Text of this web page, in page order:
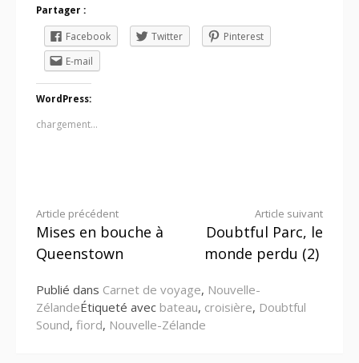
Partager :
Facebook Twitter
Pinterest
E-mail
WordPress:
chargement…
Lire
la
Article précédent
Mises en bouche à
Queenstown
Article suivant
Doubtful Parc, le
monde perdu (2)
Publié dans Carnet de voyage, Nouvelle-
ZélandeÉtiqueté avec bateau, croisière, Doubtful
Sound, fiord, Nouvelle-Zélande